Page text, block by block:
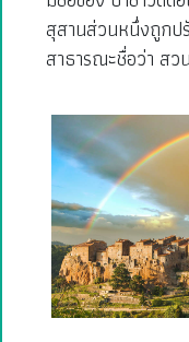
สุสานส่วนหนึ่งถูก
สาธารณะชื่อว่า ส